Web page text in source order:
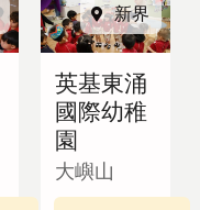
新界
英基東涌
國際幼稚
園
大嶼山